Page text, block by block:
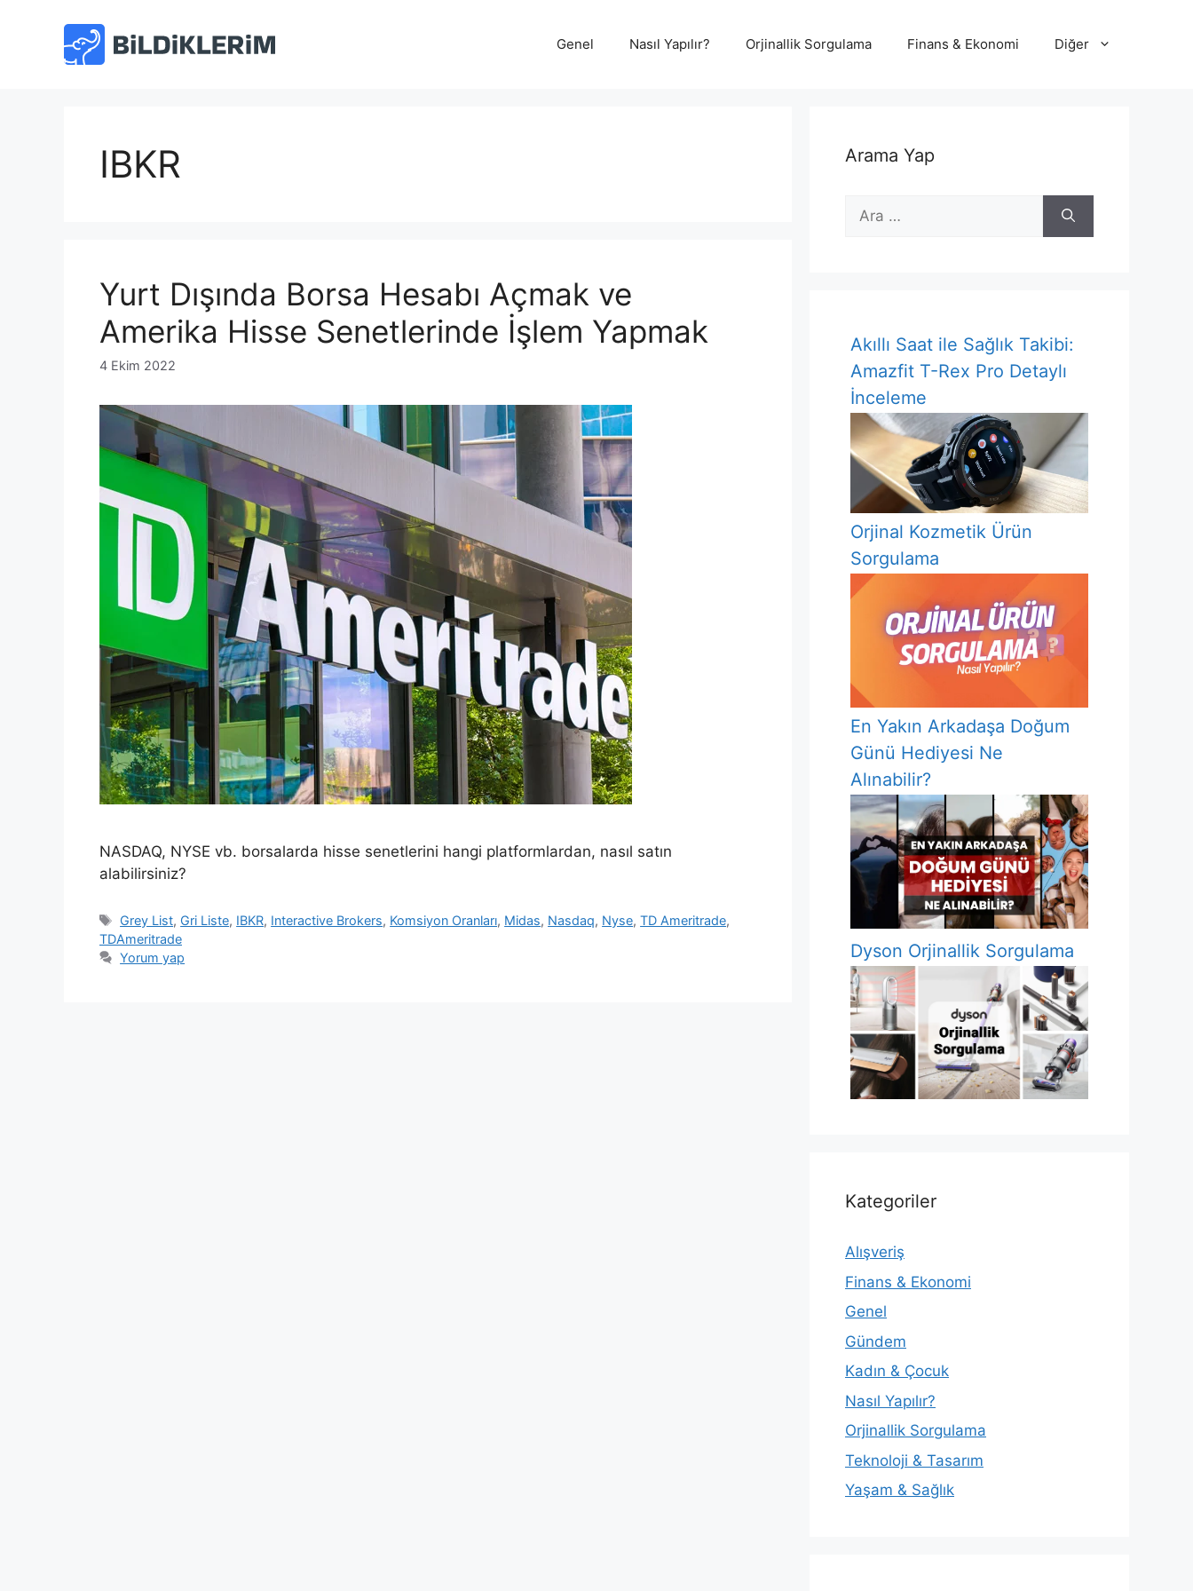
Genel Nasıl Yapılır? Orjinallik Sorgulama Finans & Ekonomi Diğer
IBKR
Yurt Dışında Borsa Hesabı Açmak ve
Amerika Hisse Senetlerinde İşlem Yapmak
4 Ekim 2022
NASDAQ, NYSE vb. borsalarda hisse senetlerini hangi platformlardan, nasıl satın
alabilirsiniz?
Etiketler
Grey List, Gri Liste, IBKR, Interactive Brokers, Komsiyon Oranları, Midas, Nasdaq, Nyse,TD Ameritrade,
TDAmeritrade
Yorum yap
Arama Yap
için
Akıllı Saat ile Sağlık Takibi:
Amazfit T-Rex Pro Detaylı
İnceleme
Orjinal Kozmetik Ürün
Sorgulama
En Yakın Arkadaşa Doğum
Günü Hediyesi Ne
Alınabilir?
Dyson Orjinallik Sorgulama
Kategoriler
Alışveriş
Finans & Ekonomi
Genel
Gündem
Kadın & Çocuk
Nasıl Yapılır?
Orjinallik Sorgulama
Teknoloji & Tasarım
Yaşam & Sağlık